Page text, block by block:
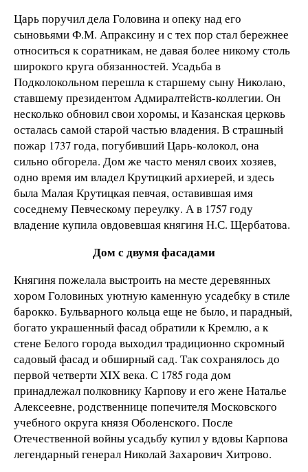
Царь поручил дела Головина и опеку над его
сыновьями Ф.М. Апраксину и с тех пор стал бережнее
относиться к соратникам, не давая более никому столь
широкого круга обязанностей. Усадьба в
Подколокольном перешла к старшему сыну Николаю,
ставшему президентом Адмиралтейств-коллегии. Он
несколько обновил свои хоромы, и Казанская церковь
осталась самой старой частью владения. В страшный
пожар 1737 года, погубивший Царь-колокол, она
сильно обгорела. Дом же часто менял своих хозяев,
одно время им владел Крутицкий архиерей, и здесь
была Малая Крутицкая певчая, оставившая имя
соседнему Певческому переулку. А в 1757 году
владение купила овдовевшая княгиня Н.С. Щербатова.
Дом с двумя фасадами
Княгиня пожелала выстроить на месте деревянных
хором Головиных уютную каменную усадебку в стиле
барокко. Бульварного кольца еще не было, и парадный,
богато украшенный фасад обратили к Кремлю, а к
стене Белого города выходил традиционно скромный
садовый фасад и обширный сад. Так сохранялось до
первой четверти XIX века. С 1785 года дом
принадлежал полковнику Карпову и его жене Наталье
Алексеевне, родственнице попечителя Московского
учебного округа князя Оболенского. После
Отечественной войны усадьбу купил у вдовы Карпова
легендарный генерал Николай Захарович Хитрово.